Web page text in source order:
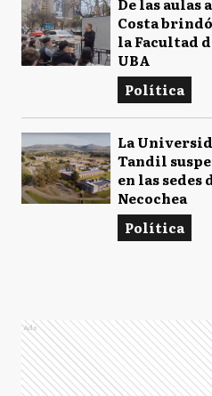
Costa
la Facultad
UBA
Política
La
Tandil
en las
Necochea
Política
Ads